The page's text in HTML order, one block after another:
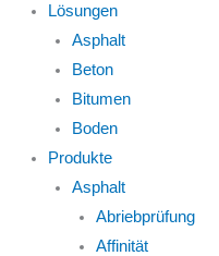
Lösungen
Asphalt
Beton
Bitumen
Boden
Produkte
Asphalt
Abriebprüfung
Affinität